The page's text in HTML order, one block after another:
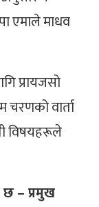
एमाले माधव
प्रायजसो
वार्ता
विषयहरूले
– प्रमुख